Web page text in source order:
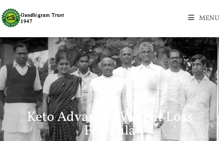
MENU
Keto Advanced Weight Loss
Formula